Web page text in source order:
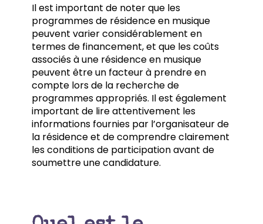
Il est important de noter que les
programmes de résidence en musique
peuvent varier considérablement en
termes de financement, et que les coûts
associés à une résidence en musique
peuvent être un facteur à prendre en
compte lors de la recherche de
programmes appropriés. Il est également
important de lire attentivement les
informations fournies par l’organisateur de
la résidence et de comprendre clairement
les conditions de participation avant de
soumettre une candidature.